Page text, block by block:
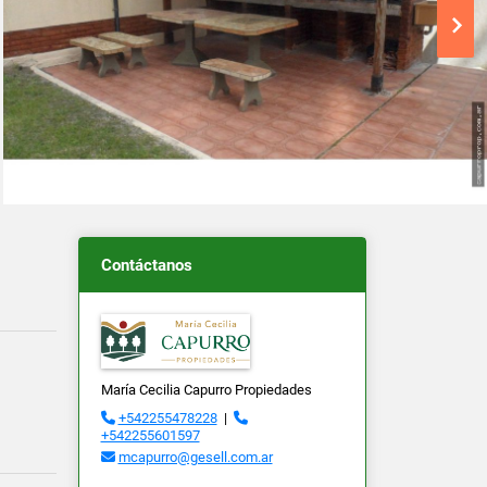
Contáctanos
María Cecilia Capurro Propiedades
+542255478228|
+542255601597
mcapurro@gesell.com.ar